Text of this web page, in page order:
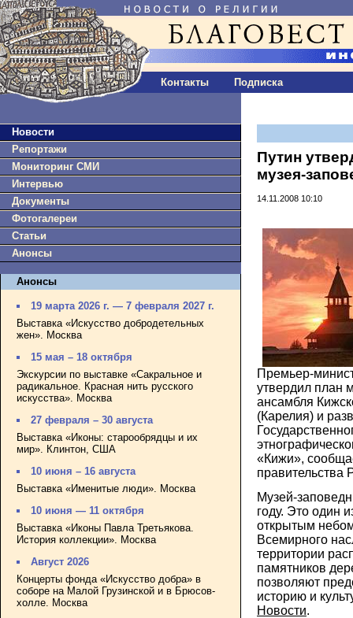
Контакты Подписка
Новости
Репортажи
Мониторинг СМИ
Интервью
Документы
Фотогалереи
Статьи
Анонсы
Анонсы
19 марта 2026 г. — 7 февраля 2027 г.
Выставка «Искусство добродетельных
жен». Москва
15 мая – 18 октября
Экскурсии по выставке «Сакральное и
радикальное. Красная нить русского
искусства». Москва
27 февраля – 30 августа
Выставка «Иконы: старообрядцы и их
мир». Клинтон, США
10 июня – 16 августа
Выставка «Именитые люди». Москва
10 июня — 11 октября
Выставка «Иконы Павла Третьякова.
История коллекции». Москва
Август 2026
Концерты фонда «Искусство добра» в
соборе на Малой Грузинской и в Брюсов-
холле. Москва
Путин
музея-
14.11.2008 10:10
Премьер-
утвердил план
ансамбля
(Карелия) и
«Кижи»,
правительства
Музей-
году. Это один
открытым
Всемирного
территории
памятников
позволяют
историю и
Новости.